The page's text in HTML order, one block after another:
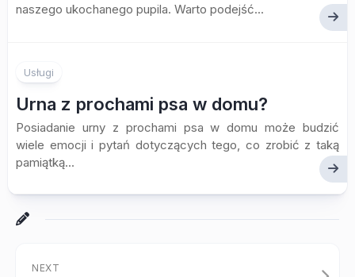
naszego ukochanego pupila. Warto podejść...
Usługi
Urna z prochami psa w domu?
Posiadanie urny z prochami psa w domu może budzić
wiele emocji i pytań dotyczących tego, co zrobić z taką
pamiątką...
NEXT